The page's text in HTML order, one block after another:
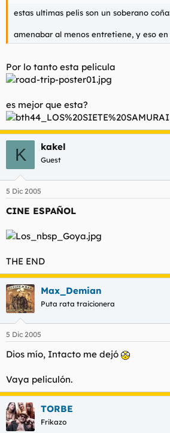
estas ultimas pelis son un soberano
amenabar al menos entretiene, y eso
Por lo tanto esta pelicula
es mejor que esta?
K kakel
Guest
5 Dic 2005
CINE ESPAÑOL
THE END
Max_Demian
Puta rata traicionera
5 Dic 2005
Dios mío, Intacto me dejó
Vaya peliculón.
TORBE
Frikazo